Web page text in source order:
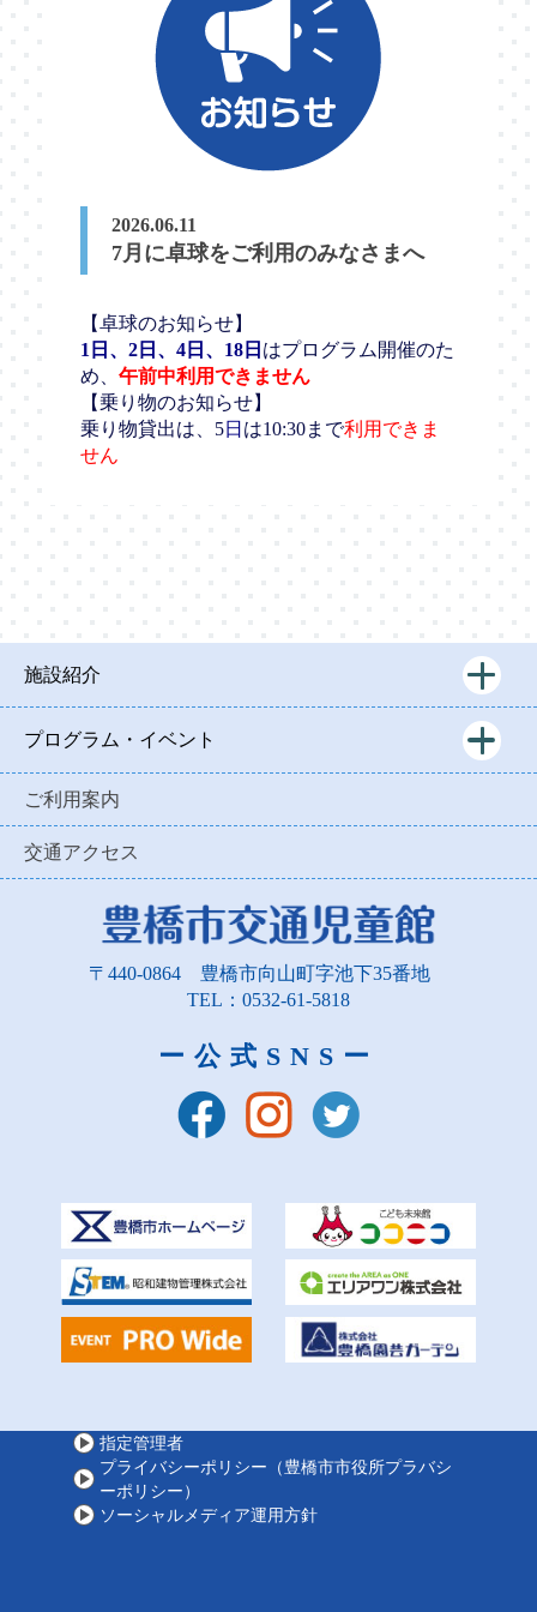
2026.06.11
7月に卓球をご利用のみなさまへ
【卓球のお知らせ】
1日、2日、4日、18日 はプログラム開催のた
め、午前中利用できません
【乗り物のお知らせ】
乗り物貸出は、5日 は10:30まで利用できま
せん
施設紹介
プログラム・イベント
ご利用案内
交通アクセス
〒440-0864 豊橋市向山町字池下35番地
TEL：0532-61-5818
ー公式SNSー
指定管理者
プライバシーポリシー（豊橋市市役所プラバシ
ーポリシー）
ソーシャルメディア運用方針